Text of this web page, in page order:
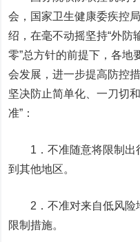
会，国家卫生健康委疾控
绍，在毫不动摇坚持“外防
零”总方针的前提下，各地
会发展，进一步提高防控
坚决防止简单化、一刀切
准”：
1．不准随意将限制出
到其他地区。
2．不准对来自低风险
限制措施。